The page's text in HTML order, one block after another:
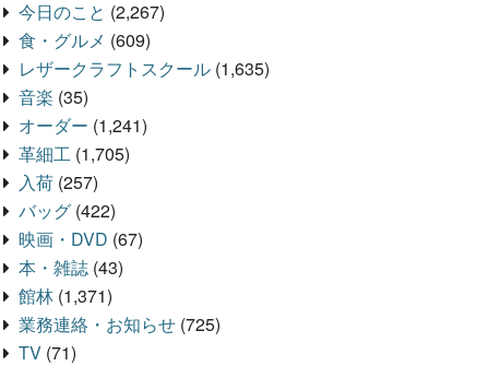
今日のこと (2,267)
食・グルメ (609)
レザークラフトスクール (1,635)
音楽 (35)
オーダー (1,241)
革細工 (1,705)
入荷 (257)
バッグ (422)
映画・DVD (67)
本・雑誌 (43)
館林 (1,371)
業務連絡・お知らせ (725)
TV (71)